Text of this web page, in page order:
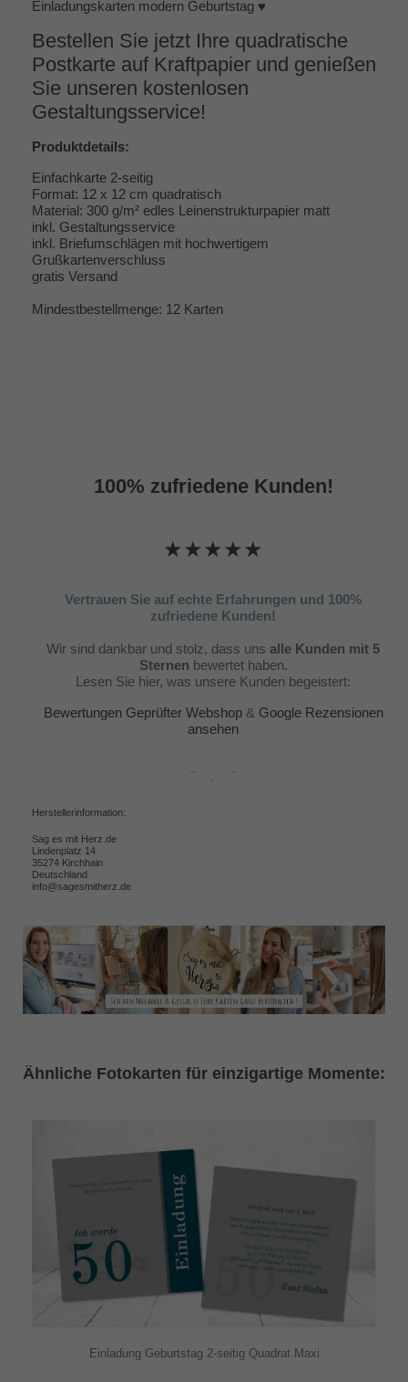
Einladungskarten modern Geburtstag ♥
Bestellen Sie jetzt Ihre quadratische
Postkarte auf Kraftpapier und genießen
Sie unseren kostenlosen
Gestaltungsservice!
Produktdetails:
Einfachkarte 2-seitig
Format: 12 x 12 cm quadratisch
Material: 300 g/m² edles Leinenstrukturpapier matt
inkl. Gestaltungsservice
inkl. Briefumschlägen mit hochwertigem
Grußkartenverschluss
gratis Versand
Mindestbestellmenge: 12 Karten
100% zufriedene Kunden!
★★★★★
Vertrauen Sie auf echte Erfahrungen und 100%
zufriedene Kunden!
Wir sind dankbar und stolz, dass uns alle Kunden mit 5
Sternen bewertet haben.
Lesen Sie hier, was unsere Kunden begeistert:
Bewertungen Geprüfter Webshop& Google Rezensionen
ansehen
Herstellerinformation:
Sag es mit Herz.de
Lindenplatz 14
35274 Kirchhain
Deutschland
info@sagesmitherz.de
Ähnliche Fotokarten für einzigartige Momente:
Einladung Geburtstag 2-seitig Quadrat Maxi